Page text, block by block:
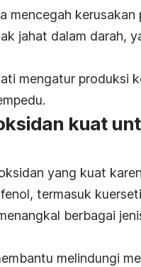
mencegah kerusakan
jahat dalam darah,
mengatur produksi
kuat
yang kuat
termasuk
berbagai
melindungi